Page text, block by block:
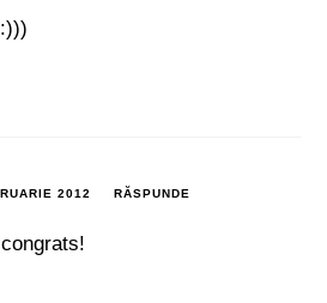
2012 RĂSPUNDE
congrats!